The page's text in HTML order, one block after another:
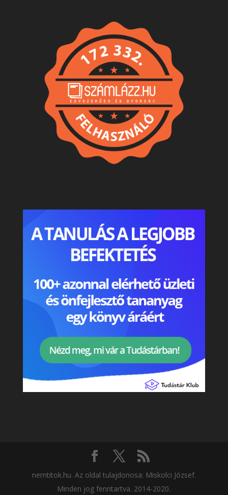
nemtitok.hu. Az oldal tulajdonosa: Miskolci József.
Minden jog fenntartva. 2014-2020.